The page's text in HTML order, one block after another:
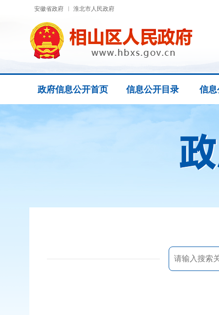
安徽省政府 淮北市人民政府
政府信息公开首页 信息公开目录 信息